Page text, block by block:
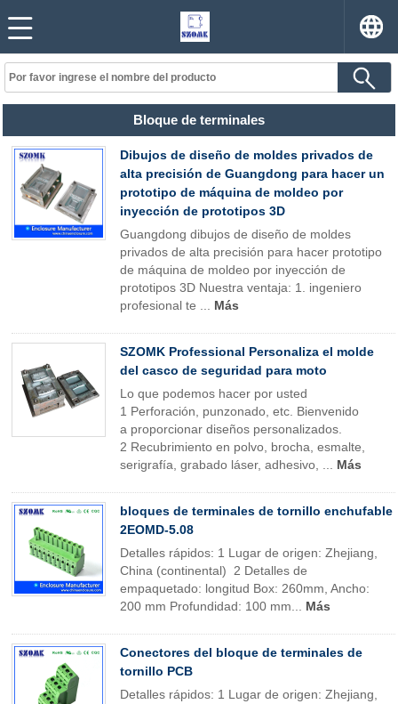
Bloque de terminales
Dibujos de diseño de moldes privados de
alta precisión de Guangdong para hacer un
prototipo de máquina de moldeo por
inyección de prototipos 3D
Guangdong dibujos de diseño de moldes
privados de alta precisión para hacer prototipo
de máquina de moldeo por inyección de
prototipos 3D Nuestra ventaja: 1. ingeniero
profesional te ... Más
SZOMK Professional Personaliza el molde
del casco de seguridad para moto
Lo que podemos hacer por usted
1 Perforación, punzonado, etc. Bienvenido
a proporcionar diseños personalizados.
2 Recubrimiento en polvo, brocha, esmalte,
serigrafía, grabado láser, adhesivo, ... Más
bloques de terminales de tornillo enchufable
2EOMD-5.08
Detalles rápidos: 1 Lugar de origen: Zhejiang,
China (continental) 2 Detalles de
empaquetado: longitud Box: 260mm, Ancho:
200 mm Profundidad: 100 mm... Más
Conectores del bloque de terminales de
tornillo PCB
Detalles rápidos: 1 Lugar de origen: Zhejiang,